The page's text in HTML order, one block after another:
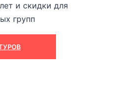
и скидки для
групп